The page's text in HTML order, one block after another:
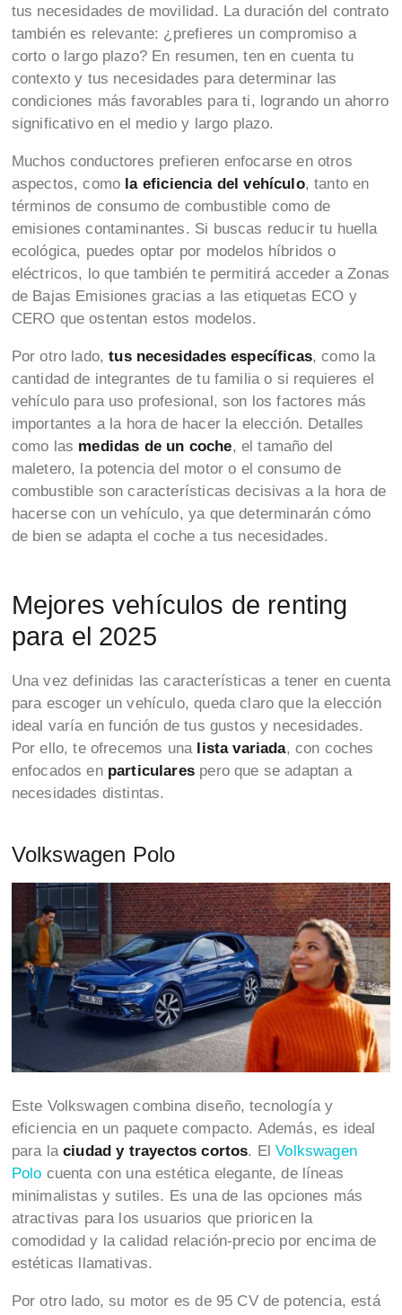
tus necesidades de movilidad. La duración del contrato
también es relevante: ¿prefieres un compromiso a
corto o largo plazo? En resumen, ten en cuenta tu
contexto y tus necesidades para determinar las
condiciones más favorables para ti, logrando un ahorro
significativo en el medio y largo plazo.
Muchos conductores prefieren enfocarse en otros
aspectos, como la eficiencia del vehículo, tanto en
términos de consumo de combustible como de
emisiones contaminantes. Si buscas reducir tu huella
ecológica, puedes optar por modelos híbridos o
eléctricos, lo que también te permitirá acceder a Zonas
de Bajas Emisiones gracias a las etiquetas ECO y
CERO que ostentan estos modelos.
Por otro lado, tus necesidades específicas, como la
cantidad de integrantes de tu familia o si requieres el
vehículo para uso profesional, son los factores más
importantes a la hora de hacer la elección. Detalles
como las medidas de un coche, el tamaño del
maletero, la potencia del motor o el consumo de
combustible son características decisivas a la hora de
hacerse con un vehículo, ya que determinarán cómo
de bien se adapta el coche a tus necesidades.
Mejores vehículos de renting
para el 2025
Una vez definidas las características a tener en cuenta
para escoger un vehículo, queda claro que la elección
ideal varía en función de tus gustos y necesidades.
Por ello, te ofrecemos una lista variada, con coches
enfocados en particulares pero que se adaptan a
necesidades distintas.
Volkswagen Polo
Este Volkswagen combina diseño, tecnología y
eficiencia en un paquete compacto. Además, es ideal
para laciudad y trayectos cortos. ElVolkswagen
Polo cuenta con una estética elegante, de líneas
minimalistas y sutiles. Es una de las opciones más
atractivas para los usuarios que prioricen la
comodidad y la calidad relación-precio por encima de
estéticas llamativas.
Por otro lado, su motor es de 95 CV de potencia, está